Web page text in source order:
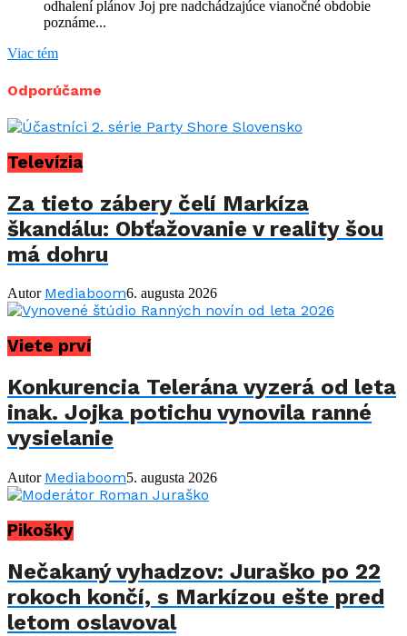
odhalení plánov Joj pre nadchádzajúce vianočné obdobie
poznáme...
Viac tém
Odporúčame
Televízia
Za tieto zábery čelí Markíza
škandálu: Obťažovanie v reality šou
má dohru
Autor Mediaboom6. augusta 2026
Viete prví
Konkurencia Telerána vyzerá od leta
inak. Jojka potichu vynovila ranné
vysielanie
Autor Mediaboom5. augusta 2026
Pikošky
Nečakaný vyhadzov: Juraško po 22
rokoch končí, s Markízou ešte pred
letom oslavoval